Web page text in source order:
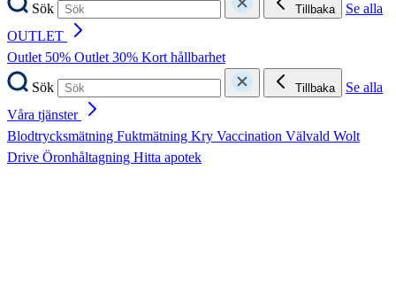
Sök
Tillbaka
Se alla
OUTLET
Outlet 50% Outlet 30% Kort hållbarhet
Sök
Tillbaka
Se alla
Våra tjänster
Blodtrycksmätning Fuktmätning Kry Vaccination Välvald Wolt
Drive Öronhåltagning Hitta apotek